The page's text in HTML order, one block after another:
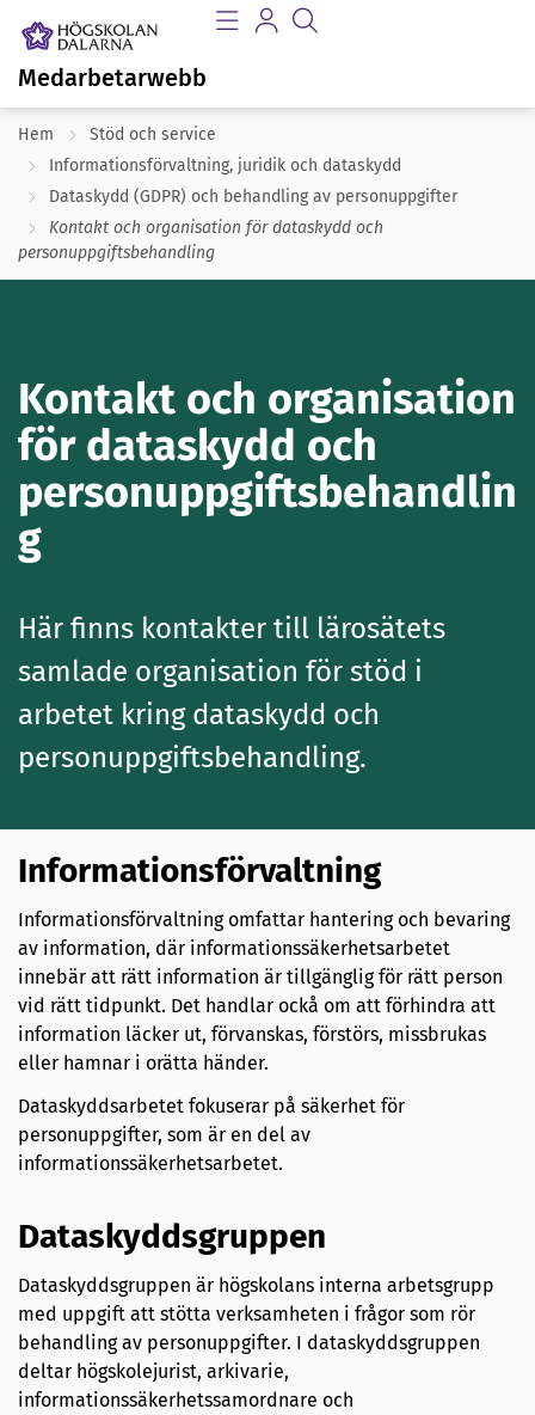
Medarbetarwebb
Hem
Stöd och service
Informationsförvaltning, juridik och dataskydd
Dataskydd (GDPR) och behandling av personuppgifter​
Kontakt​ och organisation för dataskydd och
personuppgiftsbehandling
Kontakt​ och organisation
för dataskydd och
personuppgiftsbehandlin
g
Här finns kontakter till lärosätets
samlade organisation för stöd i
arbetet kring dataskydd och
personuppgiftsbehandling.
Informationsförvaltning
Informationsförvaltning omfattar hantering och bevaring
av information, där informationssäkerhetsarbetet
innebär att rätt information är tillgänglig för rätt person
vid rätt tidpunkt. Det handlar ockå om att förhindra att
information läcker ut, förvanskas, förstörs, missbrukas
eller hamnar i orätta händer.
Dataskyddsarbetet fokuserar på säkerhet för
personuppgifter, som är en del av
informationssäkerhetsarbetet.
Dataskyddsgruppen
Dataskyddsgruppen är högskolans interna arbetsgrupp
med uppgift att stötta verksamheten i frågor som rör
behandling av personuppgifter. I dataskyddsgruppen
deltar högskolejurist, arkivarie,
informationssäkerhetssamordnare och